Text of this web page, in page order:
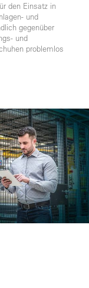
den Einsatz in
und
gegenüber
und
problemlos